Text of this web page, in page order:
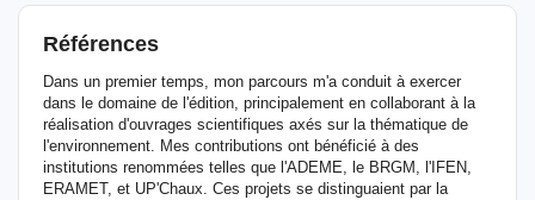
Références
Dans un premier temps, mon parcours m'a conduit à exercer
dans le domaine de l'édition, principalement en collaborant à la
réalisation d'ouvrages scientifiques axés sur la thématique de
l'environnement. Mes contributions ont bénéficié à des
institutions renommées telles que l'ADEME, le BRGM, l'IFEN,
ERAMET, et UP'Chaux. Ces projets se distinguaient par la